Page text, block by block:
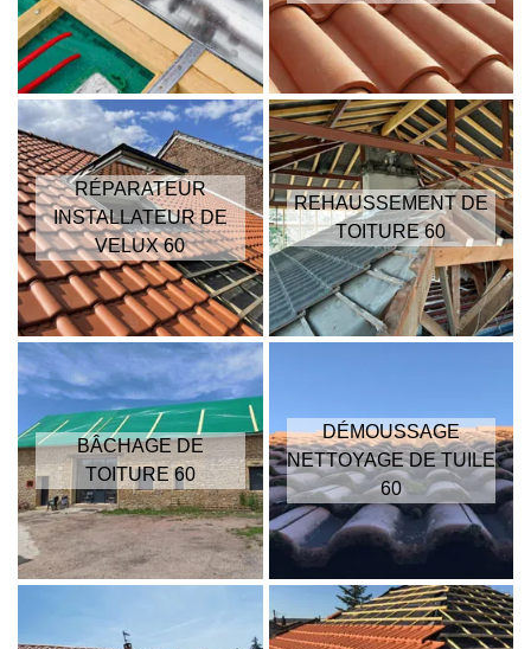
RÉPARATEUR
INSTALLATEUR DE
VELUX 60
REHAUSSEMENT DE
TOITURE 60
BÂCHAGE DE
TOITURE 60
DÉMOUSSAGE
NETTOYAGE DE TUILE
60